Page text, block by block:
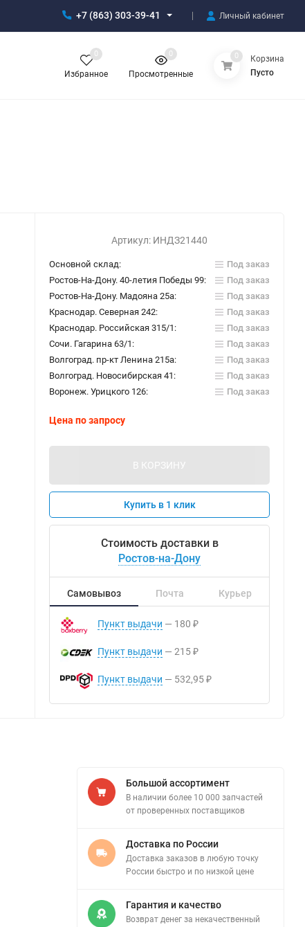
+7 (863) 303-39-41 Личный кабинет
Избранное
0
Просмотренные
0 0
Корзина
Пусто
Артикул: ИНДЗ21440
Основной склад:
Под заказ
Ростов-На-Дону. 40-летия Победы 99:
Под заказ
Ростов-На-Дону. Мадояна 25а:
Под заказ
Краснодар. Северная 242:
Под заказ
Краснодар. Российская 315/1:
Под заказ
Сочи. Гагарина 63/1:
Под заказ
Волгоград. пр-кт Ленина 215а:
Под заказ
Волгоград. Новосибирская 41:
Под заказ
Воронеж. Урицкого 126:
Под заказ
Цена по запросу
В КОРЗИНУ
Купить в 1 клик
Стоимость доставки в
Ростов-на-Дону
Самовывоз Почта Курьер
Пункт выдачи 180 ₽
Пункт выдачи 215 ₽
Пункт выдачи 532,95 ₽
Большой ассортимент
В наличии более 10 000 запчастей
от проверенных поставщиков
Доставка по России
Доставка заказов в любую точку
России быстро и по низкой цене
Гарантия и качество
Возврат денег за некачественный